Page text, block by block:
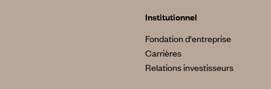
Institutionnel
Fondation d'entreprise
Carrières
Relations investisseurs